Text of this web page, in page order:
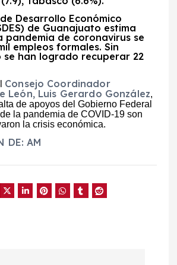
Desarrollo Económico
de Guanajuato estima
pandemia de coronavirus se
empleos formales. Sin
se han logrado recuperar 22
Consejo Coordinador
León, Luis Gerardo González,
de apoyos del Gobierno Federal
la pandemia de COVID-19 son
la crisis económica.
DE: AM